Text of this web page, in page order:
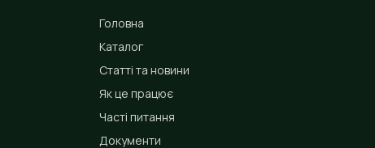
Головна
Каталог
Статті та новини
Як це працює
Часті питання
Документи